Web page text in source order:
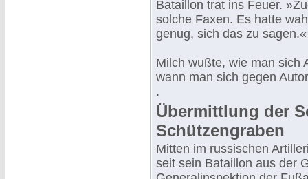
Bataillon trat ins Feuer.
solche Faxen. Es hatte
genug, sich das zu sagen.«
Milch wußte, wie man sich
wann man sich gegen
.
Übermittlung der
Schützengraben
Mitten im russischen
seit sein Bataillon aus der